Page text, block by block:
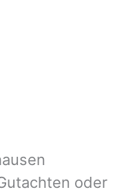
oder